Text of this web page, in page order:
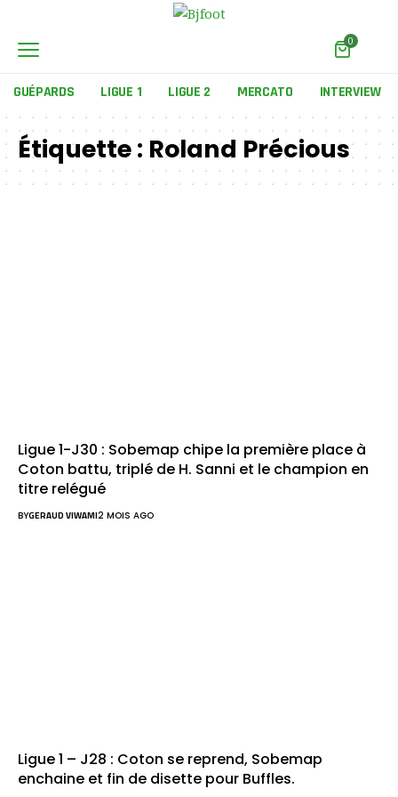
0
GUÉPARDS LIGUE 1 LIGUE 2 MERCATO INTERVIEW
Étiquette : Roland Précious
Ligue 1-J30 : Sobemap chipe la première place à
Coton battu, triplé de H. Sanni et le champion en
titre relégué
BYGERAUD VIWAMI2 MOIS AGO
Ligue 1 – J28 : Coton se reprend, Sobemap
enchaine et fin de disette pour Buffles.